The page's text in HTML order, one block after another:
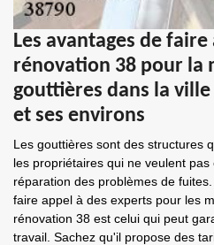
Les avantages de
rénovation 38 pour la
gouttières dans la
et ses environs
Les gouttières sont des structures
les propriétaires qui ne veulent
réparation des problèmes de
faire appel à des experts pour les
rénovation 38 est celui qui peut
travail. Sachez qu'il propose des